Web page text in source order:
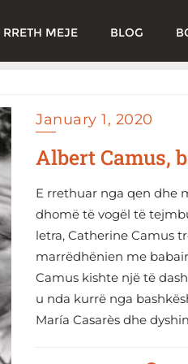
RRETH MEJE BLOG
January 1, 2020
Albert Camus,
E rrethuar nga qen dhe
dhomë të vogël të
letra, Catherine Camus
marrëdhënien me
Camus kishte një të
u nda kurrë nga
María Casarès dhe